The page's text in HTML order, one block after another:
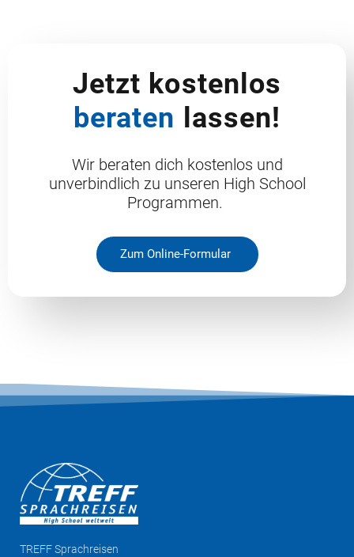
Jetzt kostenlos
beraten lassen!
Wir beraten dich kostenlos und
unverbindlich zu unseren High School
Programmen.
Zum Online-Formular
TREFFSprachreisen